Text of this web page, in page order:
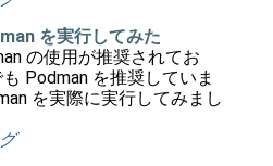
を実行してみた
の使用が推奨されてお
Podman を推奨していま
を実際に実行してみまし